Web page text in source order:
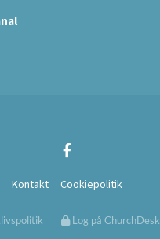
Kontakt Cookiepolitik
Log på ChurchDesk